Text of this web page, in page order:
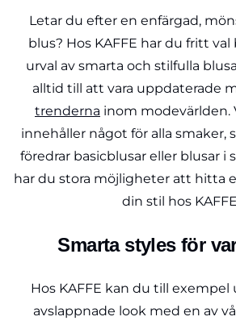
Letar du efter en enfärgad,
blus? Hos KAFFE har du fritt
urval av smarta och stilfulla
alltid till att vara uppdaterade
trenderna inom modevärlden.
innehåller något för alla smaker,
föredrar basicblusar eller blusar i
har du stora möjligheter att hitta
din stil hos
Smarta styles för
Hos KAFFE kan du till exempel
avslappnade look med en av